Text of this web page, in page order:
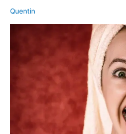
Quentin